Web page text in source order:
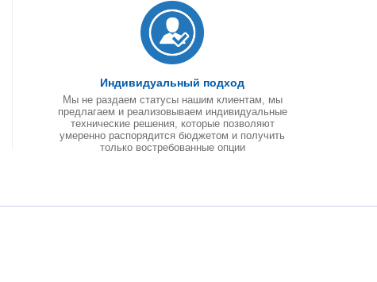
Индивидуальный подход
Мы не раздаем статусы нашим клиентам, мы
предлагаем и реализовываем индивидуальные
технические решения, которые позволяют
умеренно распорядится бюджетом и получить
только востребованные опции